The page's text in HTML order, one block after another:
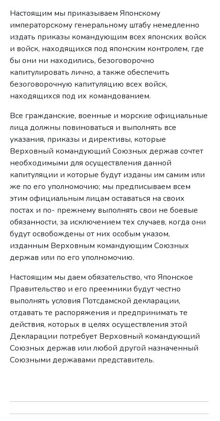
Настоящим мы приказываем Японскому
императорскому генеральному штабу немедленно
издать приказы командующим всех японских войск
и войск, находящихся под японским контролем, где
бы они ни находились, безоговорочно
капитулировать лично, а также обеспечить
безоговорочную капитуляцию всех войск,
находящихся под их командованием.
Все гражданские, военные и морские официальные
лица должны повиноваться и выполнять все
указания, приказы и директивы, которые
Верховный командующий Союзных держав сочтет
необходимыми для осуществления данной
капитуляции и которые будут изданы им самим или
же по его уполномочию; мы предписываем всем
этим официальным лицам оставаться на своих
постах и по- прежнему выполнять свои не боевые
обязанности, за исключением тех случаев, когда они
будут освобождены от них особым указом,
изданным Верховным командующим Союзных
держав или по его уполномочию.
Настоящим мы даем обязательство, что Японское
Правительство и его преемники будут честно
выполнять условия Потсдамской декларации,
отдавать те распоряжения и предпринимать те
действия, которых в целях осуществления этой
Декларации потребует Верховный командующий
Союзных держав или любой другой назначенный
Союзными державами представитель.